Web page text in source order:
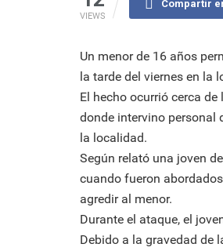
VIEWS
Compartir
Un menor de 16 años
la tarde del viernes en la
El hecho ocurrió cerca
donde intervino personal
la localidad.
Según relató una joven
cuando fueron
agredir al menor.
Durante el ataque, el
Debido a la gravedad de